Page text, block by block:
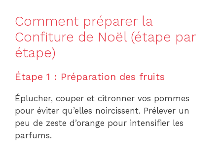
Comment préparer la
Confiture de Noël (étape par
étape)
Étape 1 : Préparation des fruits
Éplucher, couper et citronner vos pommes
pour éviter qu’elles noircissent. Prélever un
peu de zeste d’orange pour intensifier les
parfums.